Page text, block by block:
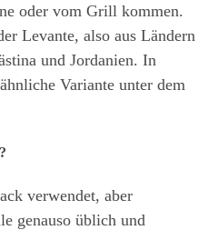
oder vom Grill kommen.
Levante, also aus Ländern
und Jordanien. In
Variante unter dem
verwendet, aber
genauso üblich und